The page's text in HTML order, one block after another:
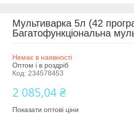
Мультиварка 5л (42
Багатофункціональна
Немає в наявності
Оптом і в роздріб
Код: 234578453
2 085,04 ₴
Показати оптові ціни